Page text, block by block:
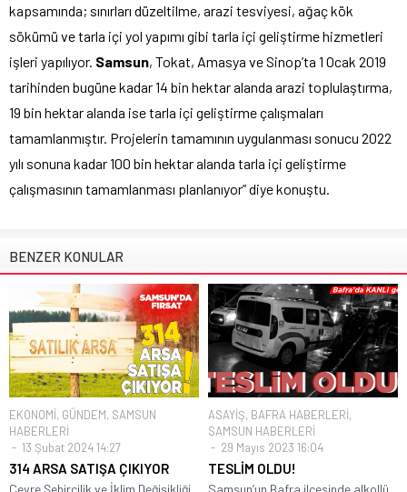
kapsamında; sınırları düzeltilme, arazi tesviyesi, ağaç kök
sökümü ve tarla içi yol yapımı gibi tarla içi geliştirme hizmetleri
işleri yapılıyor. Samsun, Tokat, Amasya ve Sinop’ta 1 Ocak 2019
tarihinden bugüne kadar 14 bin hektar alanda arazi toplulaştırma,
19 bin hektar alanda ise tarla içi geliştirme çalışmaları
tamamlanmıştır. Projelerin tamamının uygulanması sonucu 2022
yılı sonuna kadar 100 bin hektar alanda tarla içi geliştirme
çalışmasının tamamlanması planlanıyor” diye konuştu.
BENZER KONULAR
EKONOMİ, GÜNDEM, SAMSUN
HABERLERİ
13 Şubat 2024 14:27
314 ARSA SATIŞA ÇIKIYOR
ASAYİŞ, BAFRA HABERLERİ,
SAMSUN HABERLERİ
29 Mayıs 2023 16:04
TESLİM OLDU!